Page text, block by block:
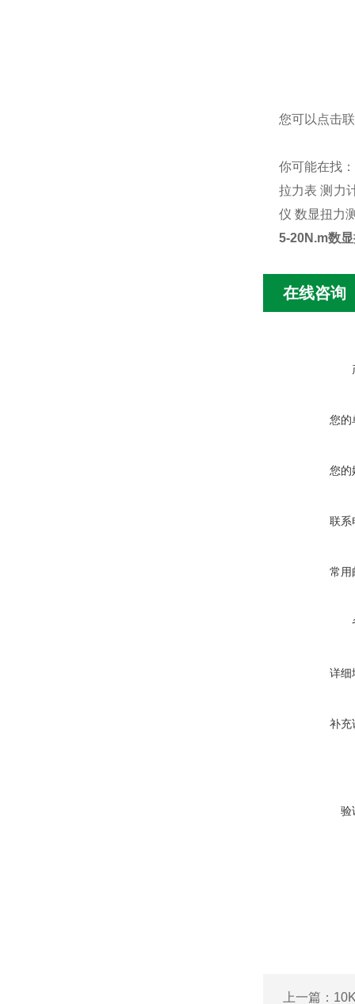
您可以点击
你可能在找：
拉力表 测力
仪 数显扭力
5-20N.m数
在线咨询
您的
您的
联系
常用
详细
补充
验
上一篇：